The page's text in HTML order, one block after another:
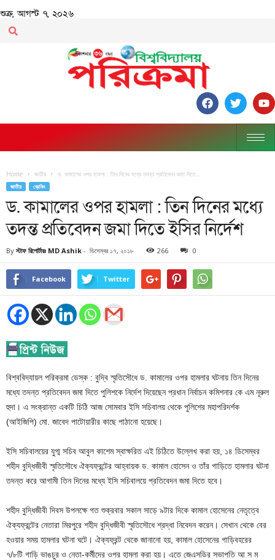
শুক্র, আগস্ট ৭, ২০২৬
Home জাতীয় ড. কামালের ওপর হামলা : তিন দিনের মধ্যে তদন্ত প্রতিবেদন জমা দিতে...
জাতীয় ব্রেকিং
ড. কামালের ওপর হামলা : তিন দিনের মধ্যে
তদন্ত প্রতিবেদন জমা দিতে ইসির নির্দেশ
By স্টাফ রিপোর্টারঃ MD Ashik - ডিসেম্বর ১৭, ২০১৮ 266 0
Facebook Twitter
বিশ্ববিদ্যায়ল পরিক্রমা ডেস্ক : বুদ্বি স্মৃতিসৌধে ড. কামালের ওপর হামলার ঘটনায় তিন দিনের
মধ্যে তদন্ত প্রতিবেদন জমা দিতে পুলিশকে নির্দেশ দিয়েছেন প্রধান নির্বাচন কমিশনার কে এম নূরুল
হুদা। এ সংক্রান্ত একটি চিঠি আজ সোমবার ইসি সচিবালয় থেকে পুলিশের মহাপরিদর্শক
(আইজিপি) মো. জাবেদ পাটোয়ারীর কাছে পাঠানো হয়েছে।
ইসি সচিবালয়ের যুগ্ম সচিব আবুল কাশেম স্বাক্ষরিত এই চিঠিতে উল্লেখ করা হয়, ১৪ ডিসেম্বর
শহীদ বুদ্ধিজীবী স্মৃতিসৌধে ঐক্যফ্রন্টের আহ্বায়ক ড. কামাল হোসেন ও তাঁর গাড়িতে হামলার ঘটনা
তদন্ত করে আগামী তিন দিনের মধ্যে ইসি সচিবালয়ে প্রতিবেদন জমা দিতে হবে।
শহীদ বুদ্ধিজীবী দিবস উপলক্ষে গত শুক্রবার সকাল সাড়ে ৯টার দিকে কামাল হোসেনের নেতৃত্বে
ঐক্যফ্রন্টের নেতারা মিরপুরে শহীদ বুদ্ধিজীবী স্মৃতিসৌধে শ্রদ্ধা নিবেদন করেন। সেখান থেকে বের
হওয়ার সময় হামলার ঘটনা ঘটে। ঐক্যফ্রন্ট থেকে জানানো হয়, কামাল হোসেনের গাড়িবহরের
৭/৮টি গাড়ি ভাঙচুর ও নেতা-কর্মীদের ওপর হামলা করা হয়। এতে জেএসডির সভাপতি আ স ম